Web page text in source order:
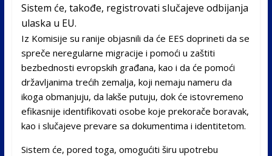
Sistem će, takođe, registrovati slučajeve odbijanja
ulaska u EU.
Iz Komisije su ranije objasnili da će EES doprineti da se
spreče neregularne migracije i pomoći u zaštiti
bezbednosti evropskih građana, kao i da će pomoći
državljanima trećih zemalja, koji nemaju nameru da
ikoga obmanjuju, da lakše putuju, dok će istovremeno
efikasnije identifikovati osobe koje prekorače boravak,
kao i slučajeve prevare sa dokumentima i identitetom.
Sistem će, pored toga, omogućiti širu upotrebu